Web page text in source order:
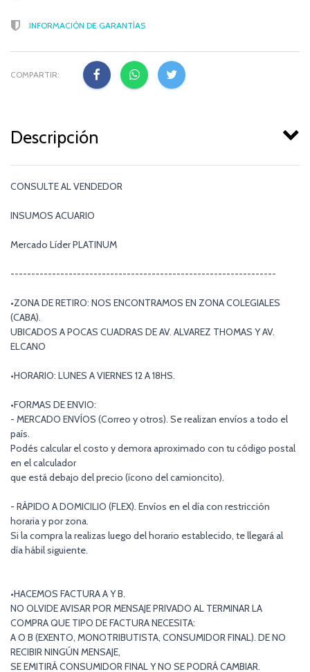
INFORMACIÓN DE GARANTÍAS
COMPARTIR:
Descripción
CONSULTE AL VENDEDOR
INSUMOS ACUARIO
Mercado Líder PLATINUM
----------------------------------------------------------------
•ZONA DE RETIRO: NOS ENCONTRAMOS EN ZONA COLEGIALES
(CABA).
UBICADOS A POCAS CUADRAS DE AV. ALVAREZ THOMAS Y AV.
ELCANO
•HORARIO: LUNES A VIERNES 12 A 18HS.
•FORMAS DE ENVIO:
- MERCADO ENVÍOS (Correo y otros). Se realizan envíos a todo el
país.
Podés calcular el costo y demora aproximado con tu código postal
en el calculador
que está debajo del precio (ícono del camioncito).
- RÁPIDO A DOMICILIO (FLEX). Envíos en el día con restricción
horaria y por zona.
Si la compra la realizas luego del horario establecido, te llegará al
día hábil siguiente.
•HACEMOS FACTURA A Y B.
NO OLVIDE AVISAR POR MENSAJE PRIVADO AL TERMINAR LA
COMPRA QUE TIPO DE FACTURA NECESITA:
A O B (EXENTO, MONOTRIBUTISTA, CONSUMIDOR FINAL). DE NO
RECIBIR NINGÚN MENSAJE,
SE EMITIRÁ CONSUMIDOR FINAL Y NO SE PODRÁ CAMBIAR.